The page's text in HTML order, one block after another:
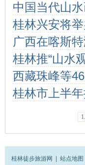
中国当代山
桂林兴安将
广西在喀斯
桂林推“山水
西藏珠峰等
桂林市上半
桂林徒步旅游网 站点地图